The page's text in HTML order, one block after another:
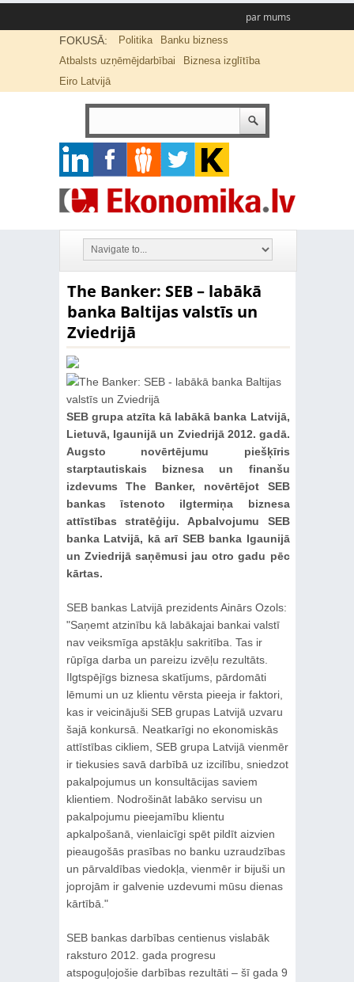
par mums
FOKUSĀ: Politika
Banku bizness
Atbalsts uzņēmējdarbībai
Biznesa izglītība
Eiro Latvijā
The Banker: SEB – labākā
banka Baltijas valstīs un
Zviedrijā
SEB grupa atzīta kā labākā banka Latvijā,
Lietuvā, Igaunijā un Zviedrijā 2012. gadā.
Augsto novērtējumu piešķīris
starptautiskais biznesa un finanšu
izdevums The Banker, novērtējot SEB
bankas īstenoto ilgtermiņa biznesa
attīstības stratēģiju. Apbalvojumu SEB
banka Latvijā, kā arī SEB banka Igaunijā
un Zviedrijā saņēmusi jau otro gadu pēc
kārtas.
SEB bankas Latvijā prezidents Ainārs Ozols:
"Saņemt atzinību kā labākajai bankai valstī
nav veiksmīga apstākļu sakritība. Tas ir
rūpīga darba un pareizu izvēļu rezultāts.
Ilgtspējīgs biznesa skatījums, pārdomāti
lēmumi un uz klientu vērsta pieeja ir faktori,
kas ir veicinājuši SEB grupas Latvijā uzvaru
šajā konkursā. Neatkarīgi no ekonomiskās
attīstības cikliem, SEB grupa Latvijā vienmēr
ir tiekusies savā darbībā uz izcilību, sniedzot
pakalpojumus un konsultācijas saviem
klientiem. Nodrošināt labāko servisu un
pakalpojumu pieejamību klientu
apkalpošanā, vienlaicīgi spēt pildīt aizvien
pieaugošās prasības no banku uzraudzības
un pārvaldības viedokļa, vienmēr ir bijuši un
joprojām ir galvenie uzdevumi mūsu dienas
kārtībā."
SEB bankas darbības centienus vislabāk
raksturo 2012. gada progresu
atspoguļojošie darbības rezultāti – šī gada 9